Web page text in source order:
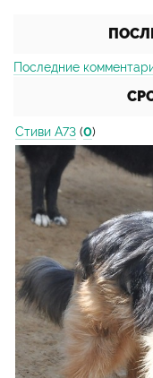
Последние
Стиви А73 (0)